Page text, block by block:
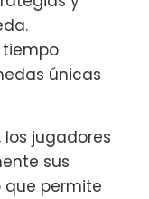
tiempo
únicas
jugadores
sus
que permite